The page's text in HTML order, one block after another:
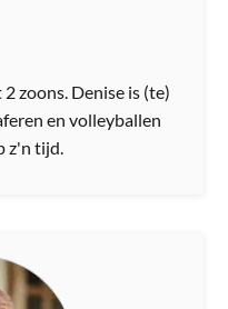
zoons. Denise is (te)
en volleyballen
z'n tijd.